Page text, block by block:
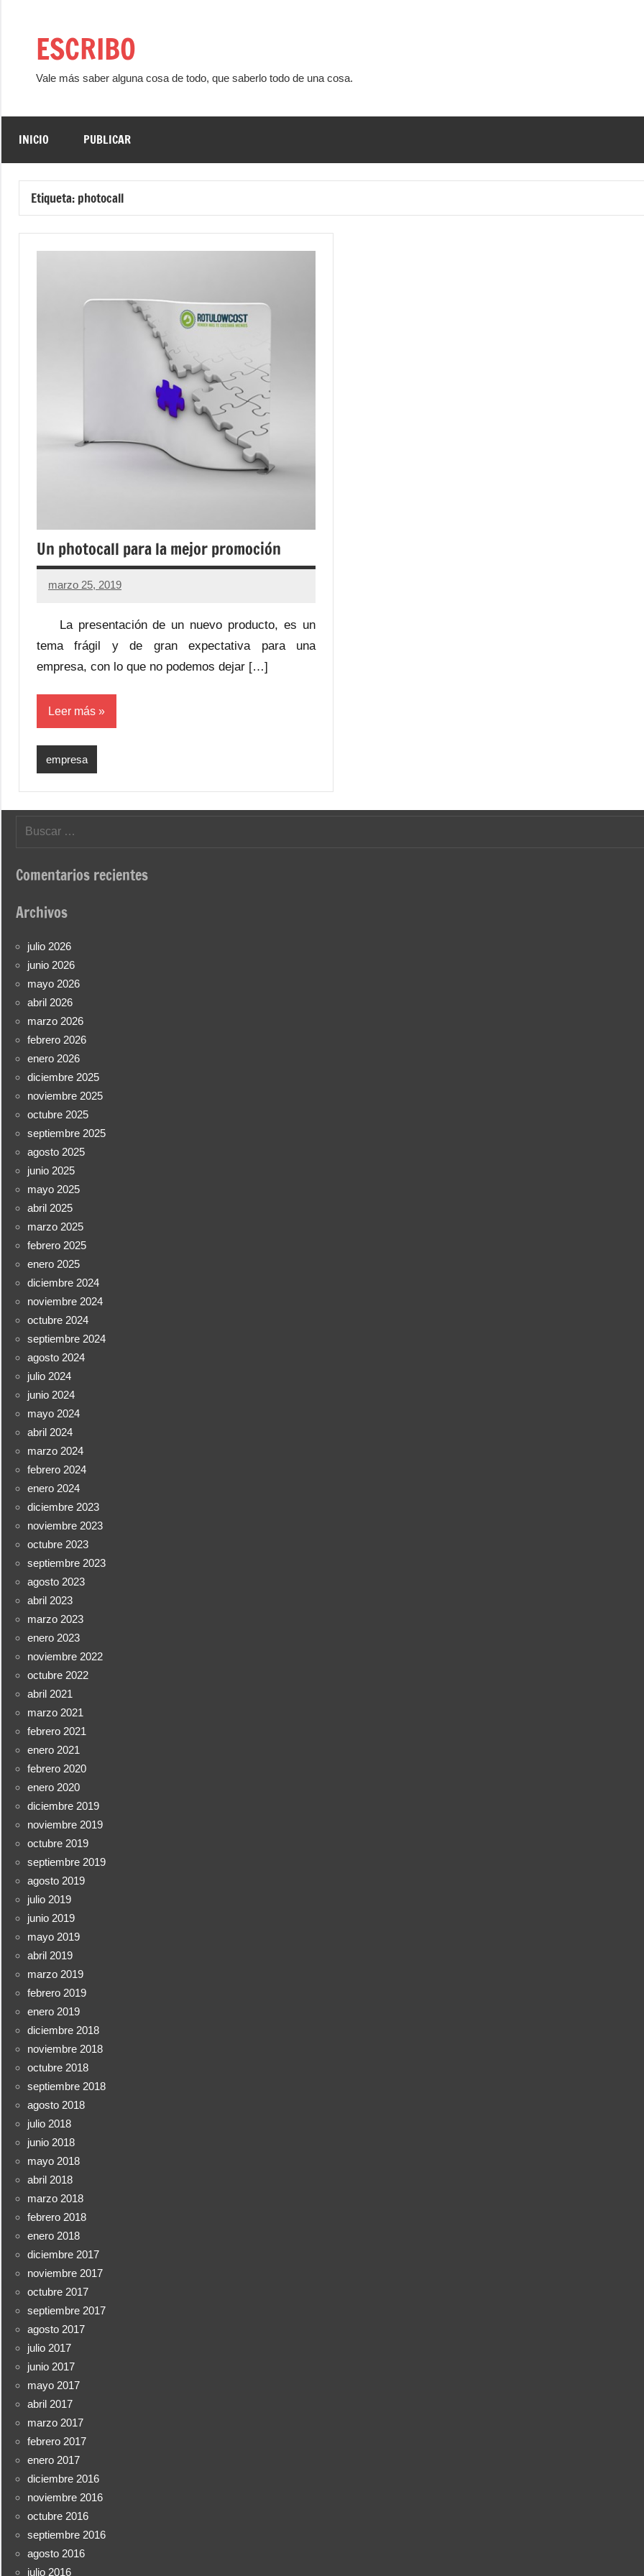
contenidoESCRIBO
Vale más saber alguna cosa de todo, que saberlo todo de una cosa.
INICIO PUBLICAR
Etiqueta: photocall
Un photocall para la mejor promoción
marzo 25, 2019
La presentación de un nuevo producto, es un
tema frágil y de gran expectativa para una
empresa, con lo que no podemos dejar […]
Leer más
empresa
Buscar:
Comentarios recientes
Archivos
julio 2026
junio 2026
mayo 2026
abril 2026
marzo 2026
febrero 2026
enero 2026
diciembre 2025
noviembre 2025
octubre 2025
septiembre 2025
agosto 2025
junio 2025
mayo 2025
abril 2025
marzo 2025
febrero 2025
enero 2025
diciembre 2024
noviembre 2024
octubre 2024
septiembre 2024
agosto 2024
julio 2024
junio 2024
mayo 2024
abril 2024
marzo 2024
febrero 2024
enero 2024
diciembre 2023
noviembre 2023
octubre 2023
septiembre 2023
agosto 2023
abril 2023
marzo 2023
enero 2023
noviembre 2022
octubre 2022
abril 2021
marzo 2021
febrero 2021
enero 2021
febrero 2020
enero 2020
diciembre 2019
noviembre 2019
octubre 2019
septiembre 2019
agosto 2019
julio 2019
junio 2019
mayo 2019
abril 2019
marzo 2019
febrero 2019
enero 2019
diciembre 2018
noviembre 2018
octubre 2018
septiembre 2018
agosto 2018
julio 2018
junio 2018
mayo 2018
abril 2018
marzo 2018
febrero 2018
enero 2018
diciembre 2017
noviembre 2017
octubre 2017
septiembre 2017
agosto 2017
julio 2017
junio 2017
mayo 2017
abril 2017
marzo 2017
febrero 2017
enero 2017
diciembre 2016
noviembre 2016
octubre 2016
septiembre 2016
agosto 2016
julio 2016